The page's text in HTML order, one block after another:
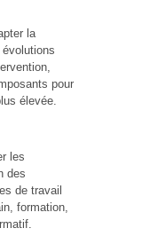
la
pour
élevée.
les
des
de travail
formation,